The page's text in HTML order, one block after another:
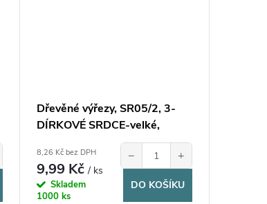
Dřevěné výřezy, SR05/2, 3-
DÍRKOVÉ SRDCE-velké,
8,26 Kč bez DPH
9,99 Kč/ ks
Skladem
1000 ks
− +
DO KOŠÍKU